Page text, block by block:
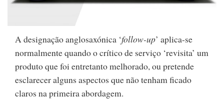
A designação anglosaxónica ‘follow-up’ aplica-se
normalmente quando o crítico de serviço ‘revisita’ um
produto que foi entretanto melhorado, ou pretende
esclarecer alguns aspectos que não tenham ficado
claros na primeira abordagem.